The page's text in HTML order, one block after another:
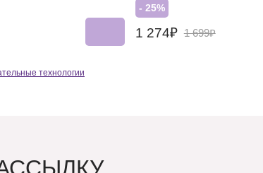
- 25%
1 274₽ 1 699₽
технологии